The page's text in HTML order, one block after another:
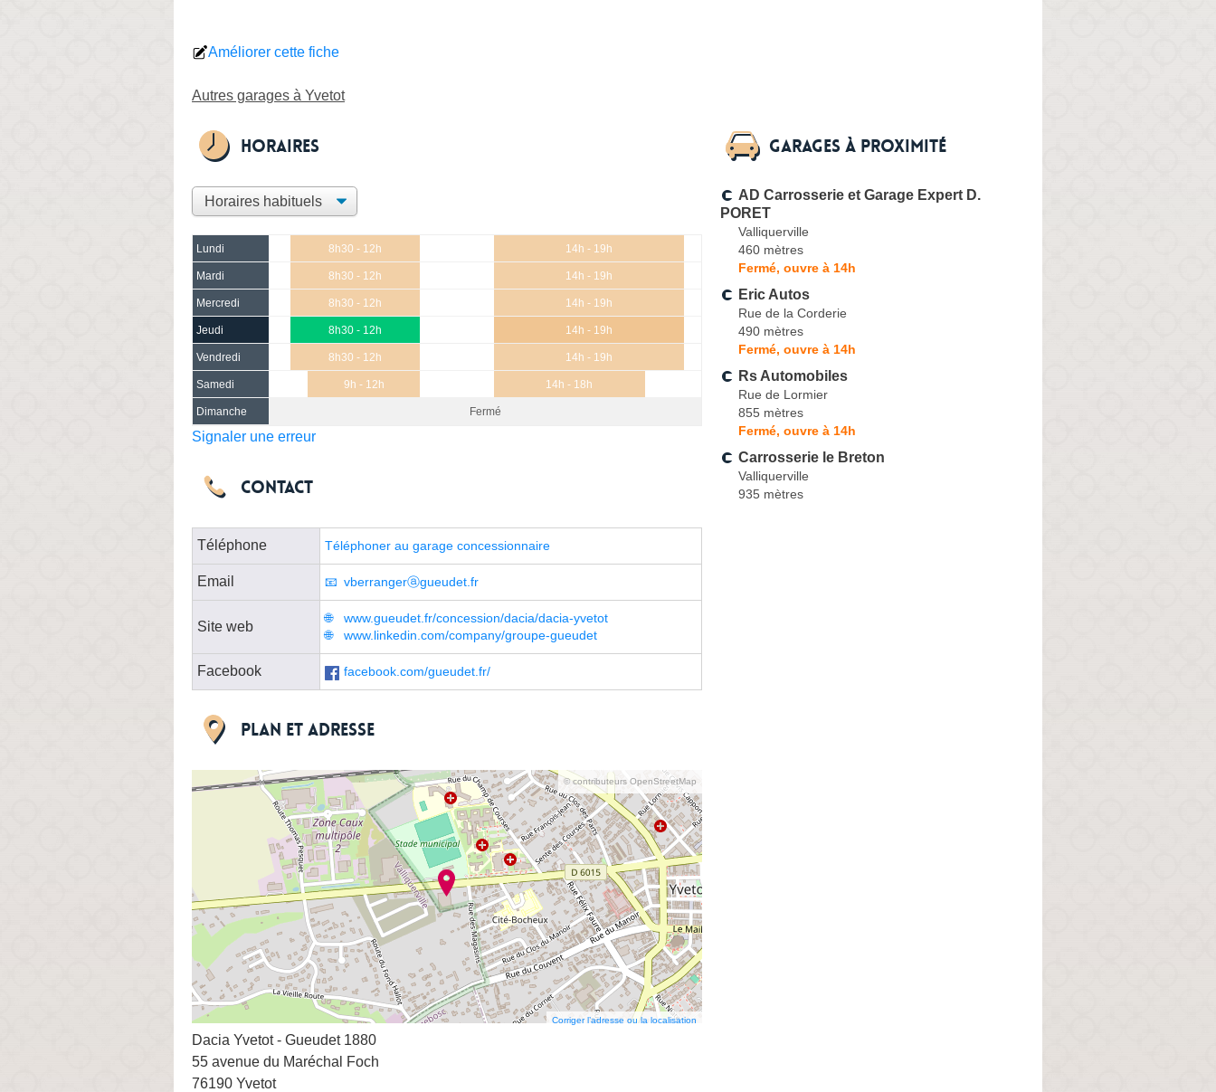
Améliorer cette fiche
Autres garages à Yvetot
Horaires
Lundi 8h30 - 12h 14h - 19h
Mardi 8h30 - 12h 14h - 19h
Mercredi 8h30 - 12h 14h - 19h
Jeudi 8h30 - 12h 14h - 19h
Vendredi 8h30 - 12h 14h - 19h
Samedi 9h - 12h 14h - 18h
Dimanche Fermé
Signaler une erreur
Contact
Téléphone Téléphoner au garage concessionnaire
Email vberrangerⓐgueudet.fr
Site web
www.gueudet.fr/concession/dacia/dacia-yvetot
www.linkedin.com/company/groupe-gueudet
Facebook facebook.com/gueudet.fr/
Plan et adresse
© contributeurs OpenStreetMap
Corriger l’adresse ou la localisation
Dacia Yvetot - Gueudet 1880
55 avenue du Maréchal Foch
76190 Yvetot
Garages à proximité
AD Carrosserie et Garage Expert D.
PORET
Valliquerville
460 mètres
Fermé, ouvre à 14h
Eric Autos
Rue de la Corderie
490 mètres
Fermé, ouvre à 14h
Rs Automobiles
Rue de Lormier
855 mètres
Fermé, ouvre à 14h
Carrosserie le Breton
Valliquerville
935 mètres